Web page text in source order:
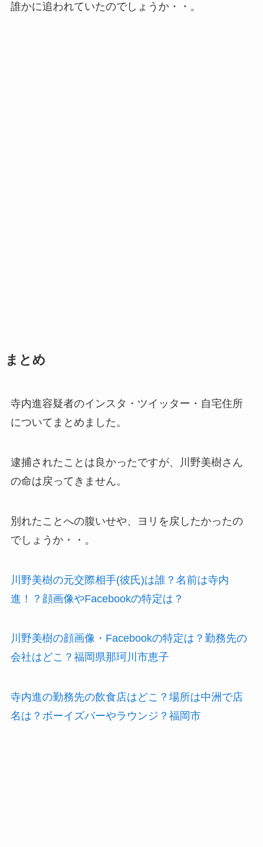
誰かに追われていたのでしょうか・・。
まとめ
寺内進容疑者のインスタ・ツイッター・自宅住所
についてまとめました。
逮捕されたことは良かったですが、川野美樹さん
の命は戻ってきません。
別れたことへの腹いせや、ヨリを戻したかったの
でしょうか・・。
川野美樹の元交際相手(彼氏)は誰？名前は寺内
進！？顔画像やFacebookの特定は？
川野美樹の顔画像・Facebookの特定は？勤務先の
会社はどこ？福岡県那珂川市恵子
寺内進の勤務先の飲食店はどこ？場所は中洲で店
名は？ボーイズバーやラウンジ？福岡市